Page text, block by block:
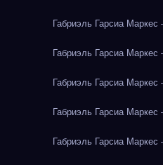
Габриэль Гарсиа
Габриэль Гарсиа
Габриэль Гарсиа
Габриэль Гарсиа
Габриэль Гарсиа